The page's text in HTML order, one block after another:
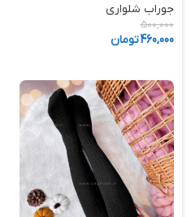
جوراب شلواری
500,000
460,000تومان